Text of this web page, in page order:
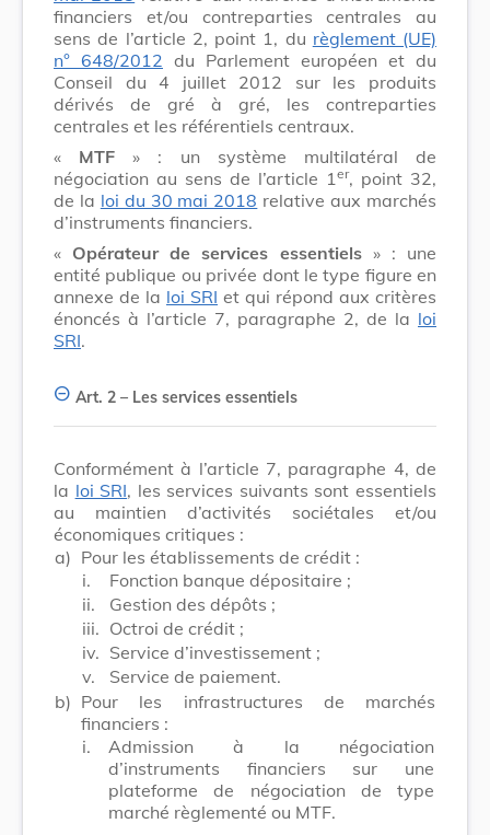
financiers et/ou contreparties centrales au
sens de l’article 2, point 1, du règlement (UE)
n° 648/2012 du Parlement européen et du
Conseil du 4 juillet 2012 sur les produits
dérivés de gré à gré, les contreparties
centrales et les référentiels centraux.
« MTF » : un système multilatéral de
négociation au sens de l’article 1 er, point 32,
de la loi du 30 mai 2018 relative aux marchés
d’instruments financiers.
« Opérateur de services essentiels» : une
entité publique ou privée dont le type figure en
annexe de la loi SRI et qui répond aux critères
énoncés à l’article 7, paragraphe 2, de la loi
SRI.
Art. 2 – Les services essentiels
Conformément à l’article 7, paragraphe 4, de
la loi SRI, les services suivants sont essentiels
au maintien d’activités sociétales et/ou
économiques critiques :
a) Pour les établissements de crédit :
i.
Fonction banque dépositaire ;
ii.
Gestion des dépôts ;
iii. Octroi de crédit ;
iv. Service d’investissement ;
v.
Service de paiement.
b) Pour les infrastructures de marchés
financiers :
i.
Admission à la négociation
d’instruments financiers sur une
plateforme de négociation de type
marché règlementé ou MTF.